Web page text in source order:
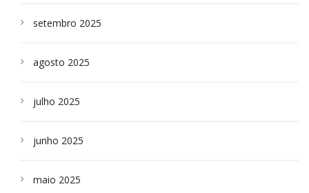
setembro 2025
agosto 2025
julho 2025
junho 2025
maio 2025